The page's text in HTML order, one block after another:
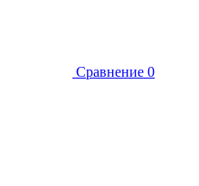
Сравнение 0